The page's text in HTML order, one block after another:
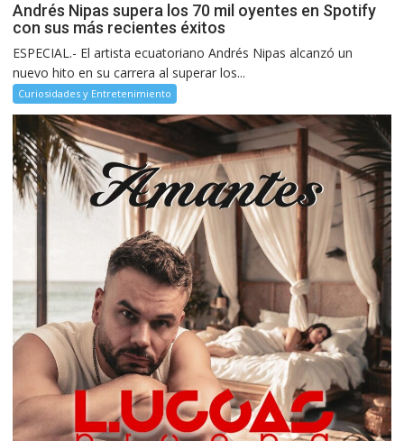
Andrés Nipas supera los 70 mil oyentes en Spotify
con sus más recientes éxitos
ESPECIAL.- El artista ecuatoriano Andrés Nipas alcanzó un
nuevo hito en su carrera al superar los...
Curiosidades y Entretenimiento